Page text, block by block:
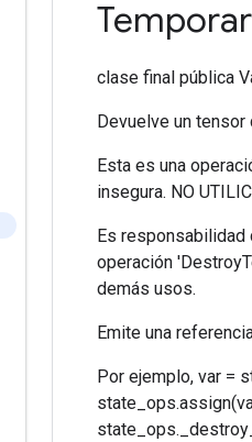
clase final pública
Devuelve un
Esta es una
insegura. NO
Es responsabilidad
operación
demás usos.
Emite una
Por ejemplo, var =